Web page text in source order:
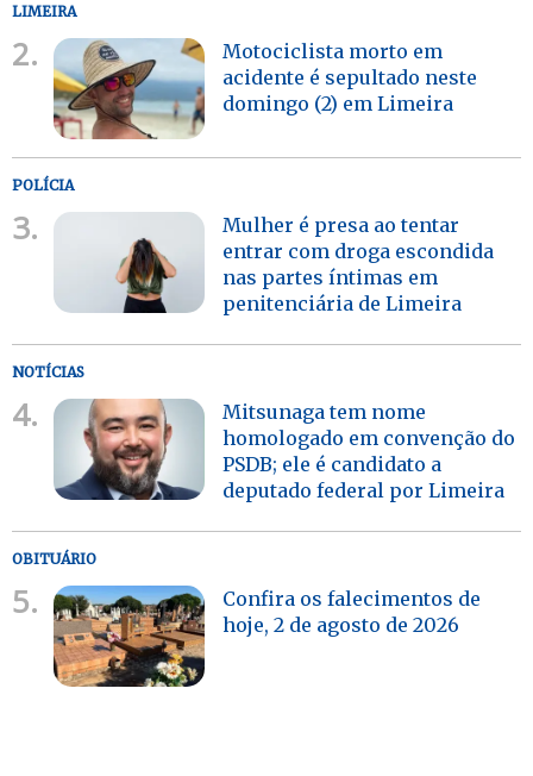
LIMEIRA
2.
Motociclista morto em
acidente é sepultado neste
domingo (2) em Limeira
POLÍCIA
3.
Mulher é presa ao tentar
entrar com droga escondida
nas partes íntimas em
penitenciária de Limeira
NOTÍCIAS
4.
Mitsunaga tem nome
homologado em convenção do
PSDB; ele é candidato a
deputado federal por Limeira
OBITUÁRIO
5.
Confira os falecimentos de
hoje, 2 de agosto de 2026